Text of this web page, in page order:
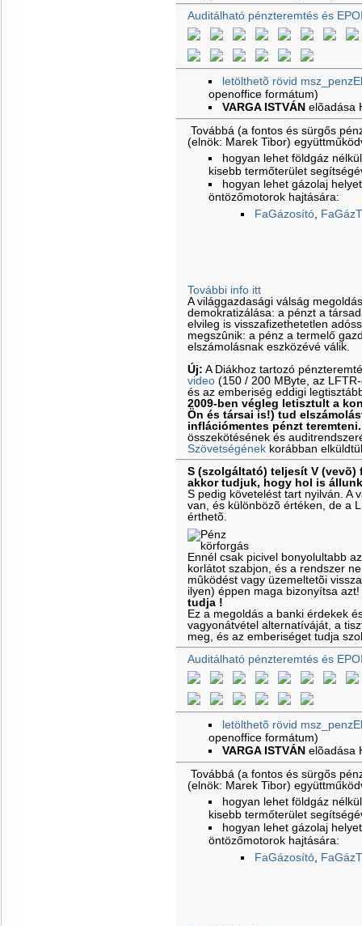
Auditálható pénzteremtés és
letölthetõ rövid
openoffice formátum)
VARGA ISTVÁN elõadása
Továbbá (a fontos és sürgős
(elnök: Marek Tibor)
hogyan lehet földgáz
kisebb termőterület
hogyan lehet gázolaj
öntözőmotorok hajtására:
FaGázosító
További info itt
A világgazdasági válság
demokratizálása: a pénzt a
elvileg is visszafizethetetlen
megszûnik: a pénz a termelő
elszámolásnak eszközévé válik.
Új: A Diákhoz tartozó
video (150 / 200 MByte, az
és az emberiség eddigi
2009-ben végleg letisztult a
Ön és társai is!) tud
inflációmentes pénzt teremteni.
összekötésének és
Szövetségének korábban
S (szolgáltató) teljesít V (vevõ)
akkor tudjuk, hogy hol is állunk
S pedig követelést tart nyilván. A
van, és különbözõ értéken, de a
érthetõ.
Ennél csak picivel bonyolultabb
korlátot szabjon, és a rendszer
mûködést vagy üzemeltetõi
ilyen) éppen maga bizonyítsa azt!
tudja !
Ez a megoldás a banki érdekek
vagyonátvétel alternatíváját, a
meg, és az emberiséget tudja
Auditálható pénzteremtés és
letölthetõ rövid
openoffice formátum)
VARGA ISTVÁN elõadása
Továbbá (a fontos és sürgős
(elnök: Marek Tibor)
hogyan lehet földgáz
kisebb termőterület
hogyan lehet gázolaj
öntözőmotorok hajtására:
FaGázosító